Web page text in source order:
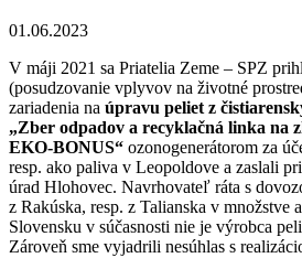
01.06.2023
V máji 2021 sa Priatelia Zeme – SPZ
(posudzovanie vplyvov na životné
zariadenia na úpravu peliet z
„Zber odpadov a recyklačná linka na
EKO-BONUS“ ozonogenerátorom za
resp. ako paliva v Leopoldove a zaslali
úrad Hlohovec. Navrhovateľ ráta s
z Rakúska, resp. z Talianska v množstve
Slovensku v súčasnosti nie je výrobca
Zároveň sme vyjadrili nesúhlas s